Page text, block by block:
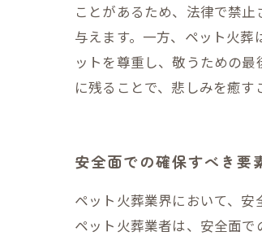
ことがあるため、法律で禁
与えます。一方、ペット火
ットを尊重し、敬うための
に残ることで、悲しみを癒す
安全面での確保すべき要
ペット火葬業界において、安
ペット火葬業者は、安全面